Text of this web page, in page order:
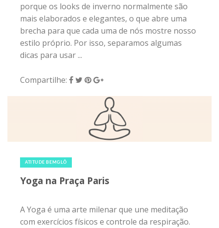
porque os looks de inverno normalmente são
mais elaborados e elegantes, o que abre uma
brecha para que cada uma de nós mostre nosso
estilo próprio. Por isso, separamos algumas
dicas para usar ...
Compartilhe:
ATITUDE BEMGLÔ
Yoga na Praça Paris
A Yoga é uma arte milenar que une meditação
com exercícios físicos e controle da respiração.